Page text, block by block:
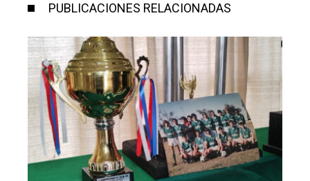
PUBLICACIONES RELACIONADAS